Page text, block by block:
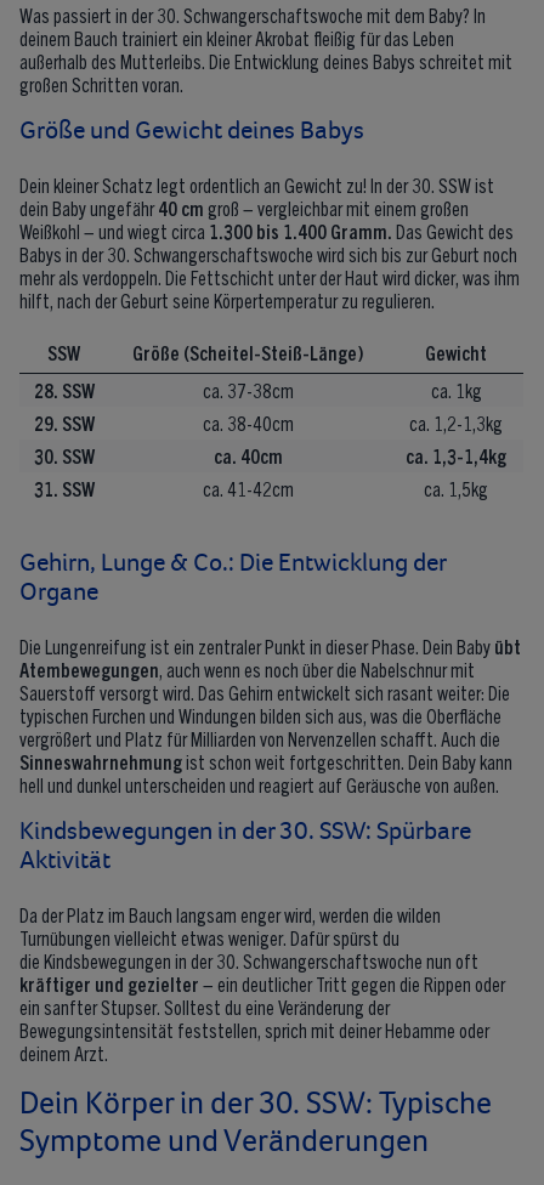
Was passiert in der 30. Schwangerschaftswoche mit dem Baby? In
deinem Bauch trainiert ein kleiner Akrobat fleißig für das Leben
außerhalb des Mutterleibs. Die Entwicklung deines Babys schreitet mit
großen Schritten voran.
Größe und Gewicht deines Babys
Dein kleiner Schatz legt ordentlich an Gewicht zu! In der 30. SSW ist
dein Baby ungefähr40 cm groß – vergleichbar mit einem großen
Weißkohl – und wiegt circa 1.300 bis 1.400 Gramm. Das Gewicht des
Babys in der 30. Schwangerschaftswoche wird sich bis zur Geburt noch
mehr als verdoppeln. Die Fettschicht unter der Haut wird dicker, was ihm
hilft, nach der Geburt seine Körpertemperatur zu regulieren.
SSW Größe (Scheitel-Steiß-Länge)
Gewicht
28. SSW
ca. 37-38cm
ca. 1kg
29. SSW
ca. 38-40cm
ca. 1,2-1,3kg
30. SSW
ca. 40cm
ca. 1,3-1,4kg
31. SSW
ca. 41-42cm ca. 1,5kg
Gehirn, Lunge & Co.: Die Entwicklung der
Organe
Die Lungenreifung ist ein zentraler Punkt in dieser Phase. Dein Baby übt
Atembewegungen , auch wenn es noch über die Nabelschnur mit
Sauerstoff versorgt wird. Das Gehirn entwickelt sich rasant weiter: Die
typischen Furchen und Windungen bilden sich aus, was die Oberfläche
vergrößert und Platz für Milliarden von Nervenzellen schafft. Auch die
Sinneswahrnehmungist schon weit fortgeschritten. Dein Baby kann
hell und dunkel unterscheiden und reagiert auf Geräusche von außen.
Kindsbewegungen in der 30. SSW: Spürbare
Aktivität
Da der Platz im Bauch langsam enger wird, werden die wilden
Turnübungen vielleicht etwas weniger. Dafür spürst du
die Kindsbewegungen in der 30. Schwangerschaftswoche nun oft
kräftiger und gezielter – ein deutlicher Tritt gegen die Rippen oder
ein sanfter Stupser. Solltest du eine Veränderung der
Bewegungsintensität feststellen, sprich mit deiner Hebamme oder
deinem Arzt.
Dein Körper in der 30. SSW: Typische
Symptome und Veränderungen